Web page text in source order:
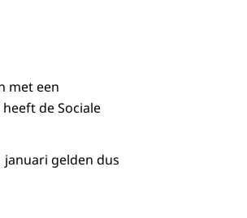
met een
de Sociale
januari gelden dus